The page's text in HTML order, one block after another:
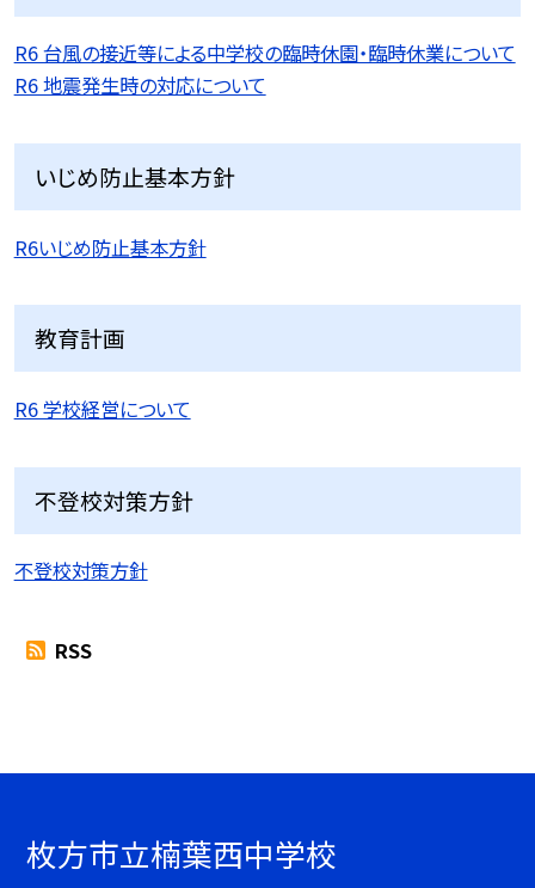
R6 台風の接近等による中学校の臨時休園・臨時休業について
R6 地震発生時の対応について
いじめ防止基本方針
R6いじめ防止基本方針
教育計画
R6 学校経営について
不登校対策方針
不登校対策方針
RSS
枚方市立楠葉西中学校